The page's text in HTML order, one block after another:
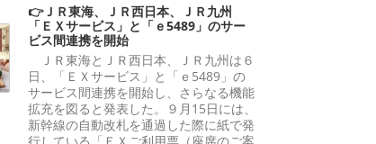
👉ＪＲ東海、ＪＲ西日本、ＪＲ九州
「ＥＸサービス」と「ｅ5489」のサー
ビス間連携を開始
ＪＲ東海とＪＲ西日本、ＪＲ九州は６
日、「ＥＸサービス」と「ｅ5489」の
サービス間連携を開始し、さらなる機能
拡充を図ると発表した。９月15日には、
新幹線の自動改札を通過した際に紙で発